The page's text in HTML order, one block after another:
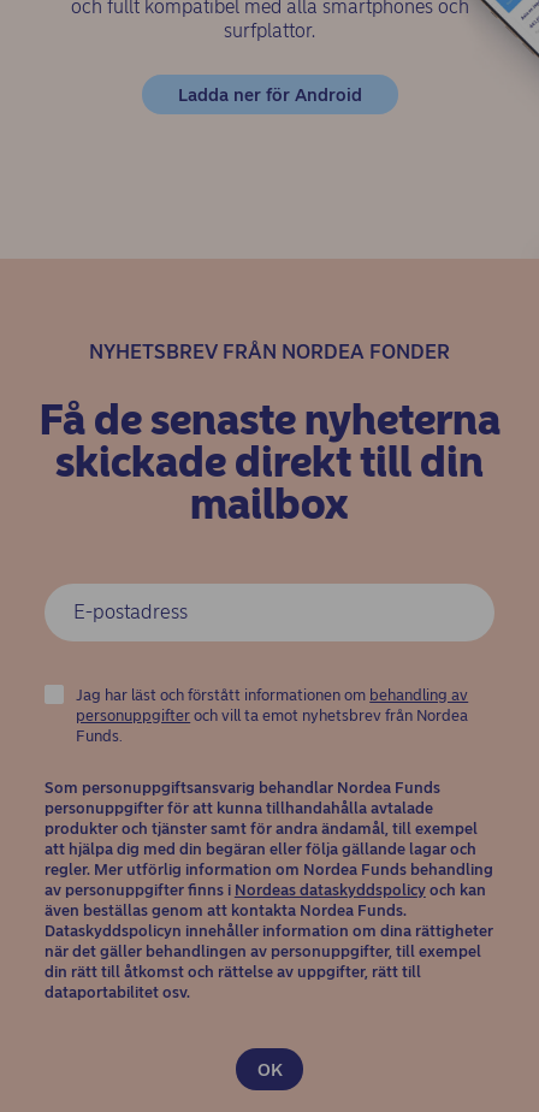
och fullt kompatibel med alla smartphones och
surfplattor.
Ladda ner för Android(opens in new
NYHETSBREV FRÅN NORDEA FONDER
Få de senaste nyheterna
skickade direkt till din
mailbox
Jag har läst och förstått informationen om behandling av
personuppgifter och vill ta emot nyhetsbrev från Nordea
Funds.
Som personuppgiftsansvarig behandlar Nordea Funds
personuppgifter för att kunna tillhandahålla avtalade
produkter och tjänster samt för andra ändamål, till exempel
att hjälpa dig med din begäran eller följa gällande lagar och
regler. Mer utförlig information om Nordea Funds behandling
av personuppgifter finns i Nordeas dataskyddspolicy(opens in new
och kan
även beställas genom att kontakta Nordea Funds.
Dataskyddspolicyn innehåller information om dina rättigheter
när det gäller behandlingen av personuppgifter, till exempel
din rätt till åtkomst och rättelse av uppgifter, rätt till
dataportabilitet osv.